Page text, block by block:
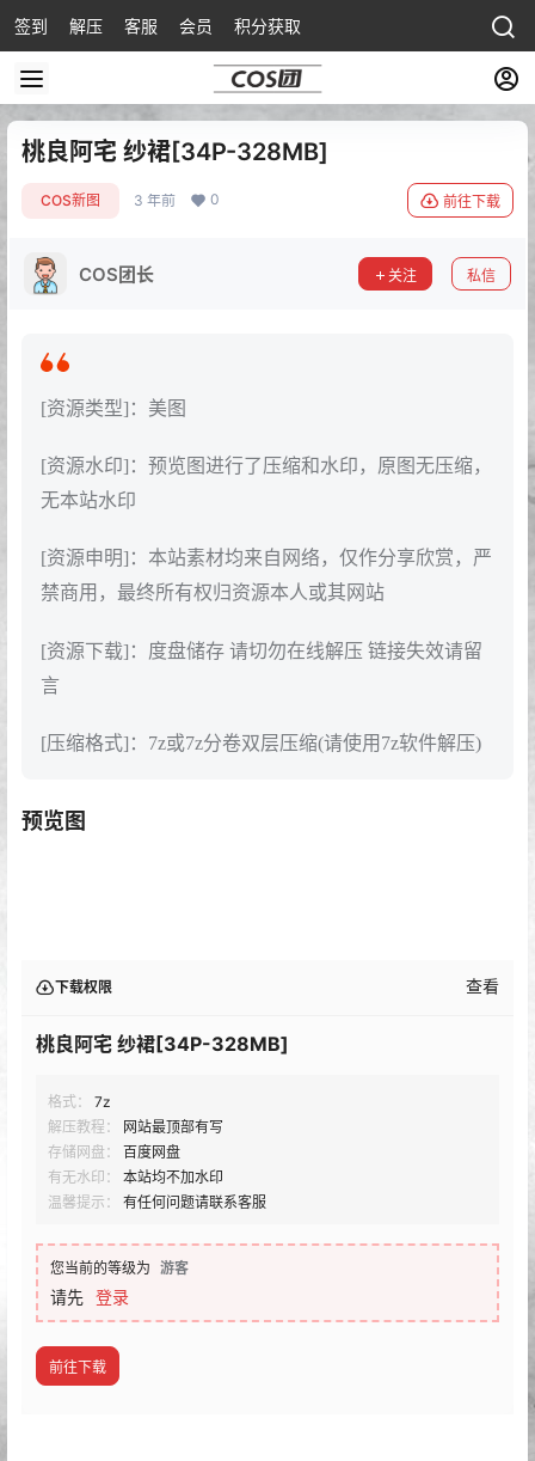
签到 解压 客服 会员 积分获取
桃良阿宅 纱裙[34P-328MB]
COS新图 3 年前 0 前往下载
COS团长 关注 私信
[资源类型]：美图
[资源水印]：预览图进行了压缩和水印，原图无压缩，
无本站水印
[资源申明]：本站素材均来自网络，仅作分享欣赏，严
禁商用，最终所有权归资源本人或其网站
[资源下载]：度盘储存 请切勿在线解压 链接失效请留
言
[压缩格式]：7z或7z分卷双层压缩(请使用7z软件解压)
预览图
下载权限 查看
桃良阿宅 纱裙[34P-328MB]
格式：
7z
解压教程：
网站最顶部有写
存储网盘：
百度网盘
有无水印：
本站均不加水印
温馨提示：
有任何问题请联系客服
您当前的等级为 游客
请先 登录
前往下载